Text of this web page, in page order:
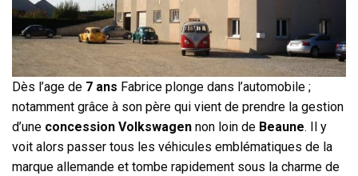
Dès l’age de 7 ans Fabrice plonge dans l’automobile ;
notamment grâce à son père qui vient de prendre la gestion
d’une concession Volkswagen non loin de Beaune. Il y
voit alors passer tous les véhicules emblématiques de la
marque allemande et tombe rapidement sous la charme de